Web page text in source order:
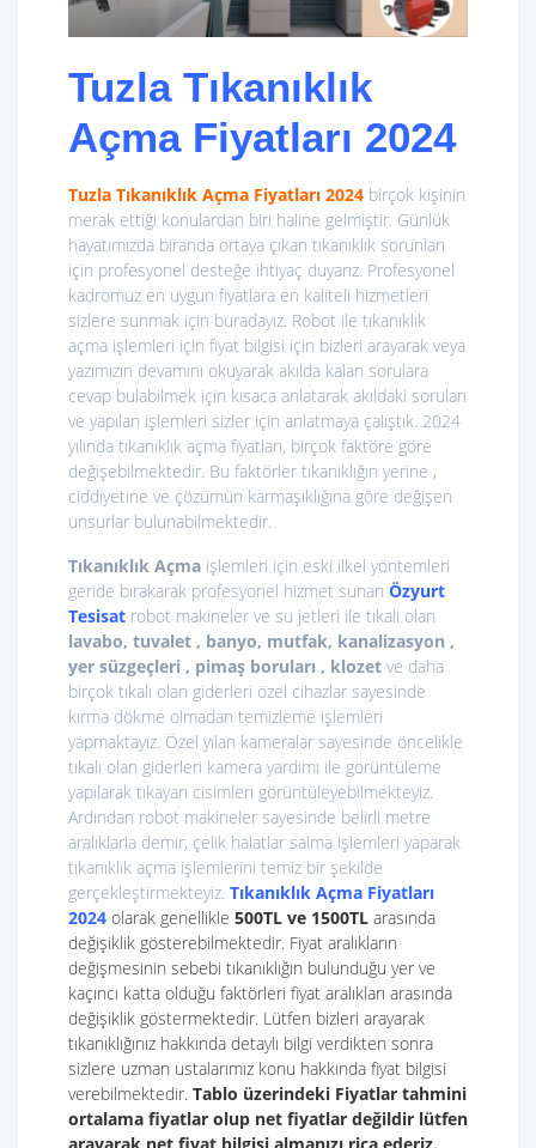
Tuzla Tıkanıklık
Açma Fiyatları 2024
Tuzla Tıkanıklık Açma Fiyatları 2024 birçok kişinin
merak ettiği konulardan biri haline gelmiştir. Günlük
hayatımızda biranda ortaya çıkan tıkanıklık sorunları
için profesyonel desteğe ihtiyaç duyarız. Profesyonel
kadromuz en uygun fiyatlara en kaliteli hizmetleri
sizlere sunmak için buradayız. Robot ile tıkanıklık
açma işlemleri için fiyat bilgisi için bizleri arayarak veya
yazımızın devamını okuyarak akılda kalan sorulara
cevap bulabilmek için kısaca anlatarak akıldaki soruları
ve yapılan işlemleri sizler için anlatmaya çalıştık. 2024
yılında tıkanıklık açma fiyatları, birçok faktöre göre
değişebilmektedir. Bu faktörler tıkanıklığın yerine ,
ciddiyetine ve çözümün karmaşıklığına göre değişen
unsurlar bulunabilmektedir.
Tıkanıklık Açma işlemleri için eski ilkel yöntemleri
geride bırakarak profesyonel hizmet sunan Özyurt
Tesisat robot makineler ve su jetleri ile tıkalı olan
lavabo, tuvalet , banyo, mutfak, kanalizasyon ,
yer süzgeçleri , pimaş boruları , klozet ve daha
birçok tıkalı olan giderleri özel cihazlar sayesinde
kırma dökme olmadan temizleme işlemleri
yapmaktayız. Özel yılan kameralar sayesinde öncelikle
tıkalı olan giderleri kamera yardımı ile görüntüleme
yapılarak tıkayan cisimleri görüntüleyebilmekteyiz.
Ardından robot makineler sayesinde belirli metre
aralıklarla demir, çelik halatlar salma işlemleri yaparak
tıkanıklık açma işlemlerini temiz bir şekilde
gerçekleştirmekteyiz. Tıkanıklık Açma Fiyatları
2024 olarak genellikle 500TL ve 1500TL arasında
değişiklik gösterebilmektedir. Fiyat aralıkların
değişmesinin sebebi tıkanıklığın bulunduğu yer ve
kaçıncı katta olduğu faktörleri fiyat aralıkları arasında
değişiklik göstermektedir. Lütfen bizleri arayarak
tıkanıklığınız hakkında detaylı bilgi verdikten sonra
sizlere uzman ustalarımız konu hakkında fiyat bilgisi
verebilmektedir. Tablo üzerindeki Fiyatlar tahmini
ortalama fiyatlar olup net fiyatlar değildir lütfen